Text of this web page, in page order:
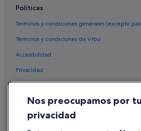
Barcelo hoteles en Playa de las Américas
Casas privadas de vacaciones en San
Hoteles con todo incluido en Playa de las
Hoteles con casino en Playa de las Américas
Políticas
Términos y condiciones generales (excepto
Términos y condiciones de Vrbo
Accesibilidad
Privacidad
Condiciones de uso
Información legal/contacto
Nos preocupamos por tu
privacidad